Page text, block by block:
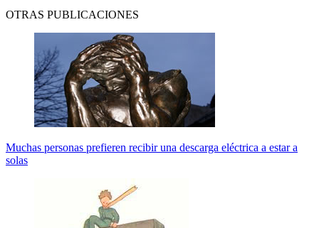
OTRAS PUBLICACIONES
Muchas personas prefieren recibir una descarga eléctrica a estar a
solas